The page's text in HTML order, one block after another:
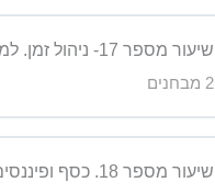
מבחן על הדקדוק – שיעור 12
מבחן על הסרטון – שיעור 13
מבחן על הדקדוק- שיעור 13
שיעור מספר 17- ניהול זמן. למדי לנהל את הזמן היקר שלך ביעילות.
2 מבחנים
שיעור מספר 18. כסף ופיננסים